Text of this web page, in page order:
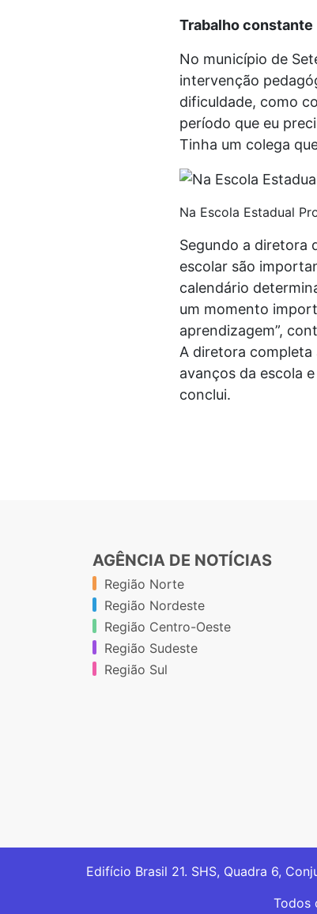
Trabalho constante
No município de
intervenção
dificuldade, como
período que eu
Tinha um colega
Na Escola Estadual
Segundo a diretora
escolar são
calendário
um momento
aprendizagem”,
A diretora completa
avanços da escola
conclui.
AGÊNCIA DE NOTÍCIAS
Região Norte
Região Nordeste
Região Centro-Oeste
Região Sudeste
Região Sul
Edifício Brasil 21. SHS, Quadra 6,
Todos